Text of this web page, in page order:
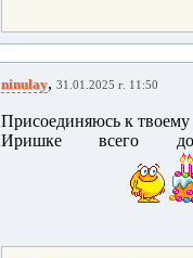
ninulay, 31.01.2025 г. 11:50
Присоединяюсь к
Иришке всего